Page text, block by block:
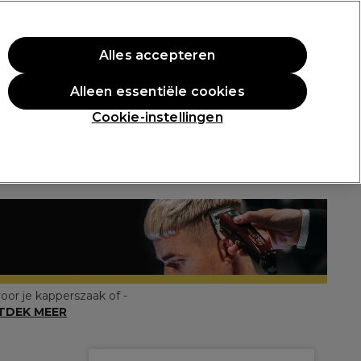
Aanmelden
Professionele Awards
je kapperszaak of -
MEER
Cookie-instellingen
Alleen essentiële cookies
Alles accepteren